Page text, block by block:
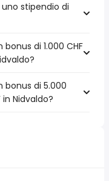
stipendio di
di 1.000 CHF
bonus di 5.000
in Nidvaldo?